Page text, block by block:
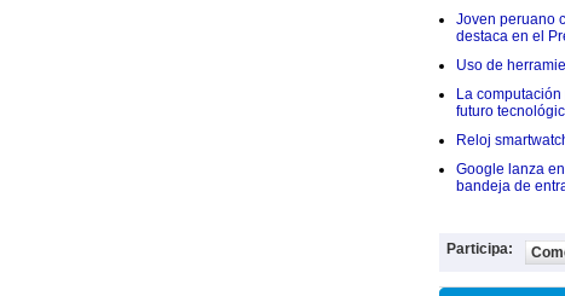
Joven peruano
destaca en el
Uso de
La
futuro
Reloj
Google lanza
bandeja de
Participa: